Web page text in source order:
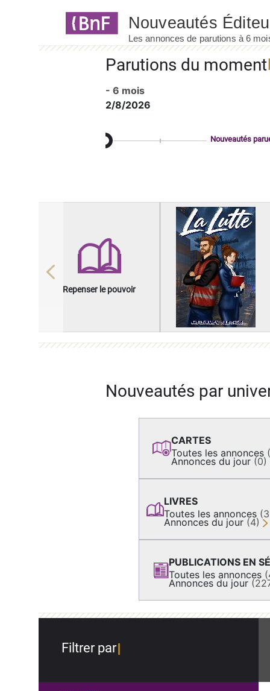
Parutions du moment
- 6 mois
2/8/2026
Nouveautés
Repenser le pouvoir
Previous
Nouveautés par
CARTES
Toutes les annonces
Annonces du jour (0)
LIVRES
Toutes les annonces
Annonces du jour (4)
PUBLICATIONS EN
Toutes les annonces
Annonces du jour
Filtrer par